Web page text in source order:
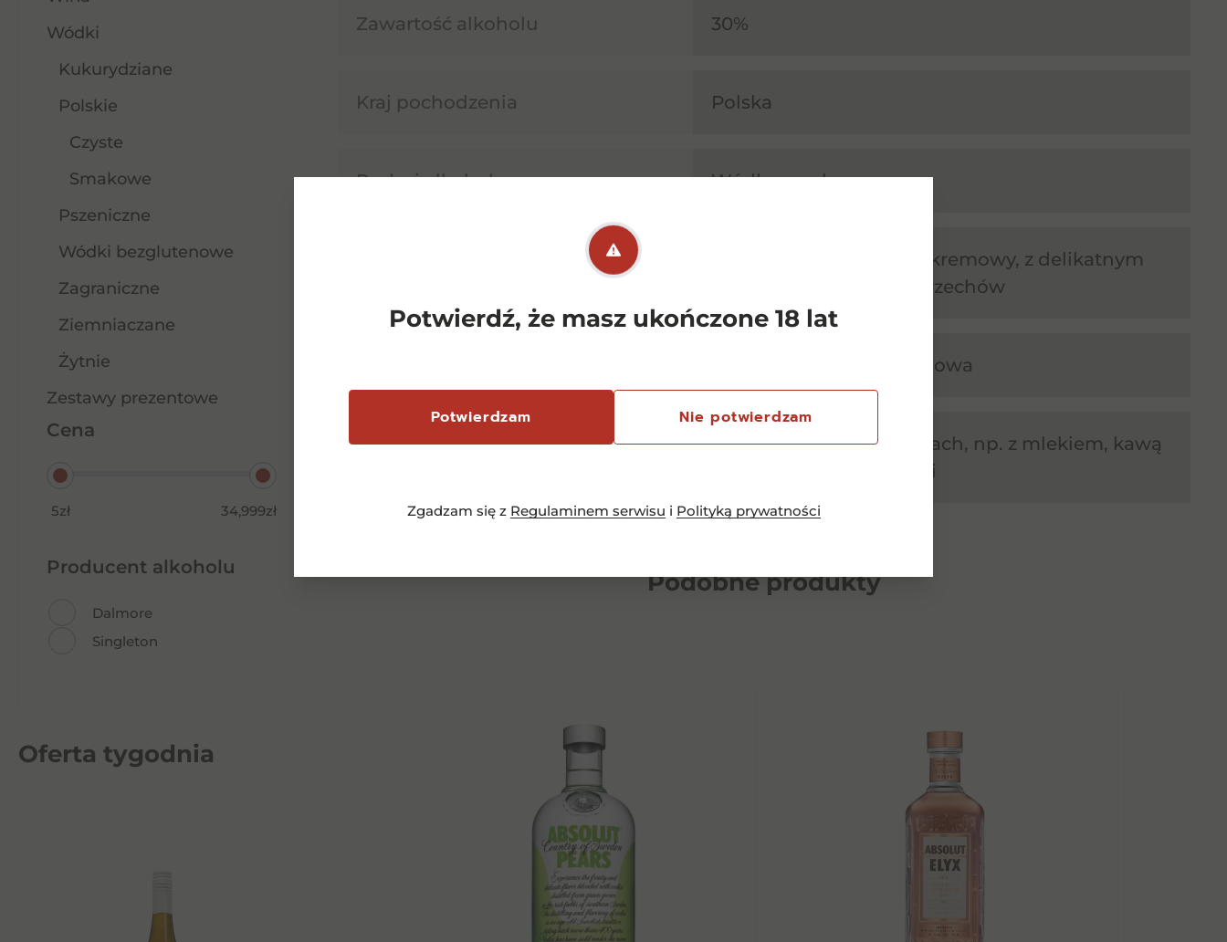
Potwierdź, że masz ukończone 18 lat
Potwierdzam Nie potwierdzam
Zgadzam się z Regulaminem serwisu i Polityką prywatności
Wódki
Kukurydziane
Polskie
Czyste
Smakowe
Pszeniczne
Wódki bezglutenowe
Zagraniczne
Ziemniaczane
Żytnie
Zestawy prezentowe
Cena
5zł 34,999zł
Producent alkoholu
Dalmore
Singleton
Oferta tygodnia
Zawartość alkoholu 30%
Kraj pochodzenia Polska
Rodzaj alkoholu Wódka smakowa
Orzech laskowy, słodki, kremowy, z delikatnym
aromatem prażonych orzechów
Jasnobrązowa, bursztynowa
Najlepiej podawać:
Schłodzoną lub w drinkach, np. z mlekiem, kawą
lub lodami waniliowymi
Podobneprodukty